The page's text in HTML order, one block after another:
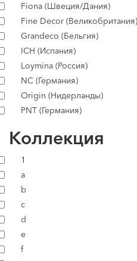
Fiona (Швеция/Дания)
Fine Decor (Великобритания)
Grandeco (Бельгия)
ICH (Испания)
Loymina (Россия)
NC (Германия)
Origin (Нидерланды)
PNT (Германия)
Коллекция
1
a
b
c
d
e
f